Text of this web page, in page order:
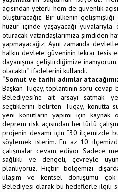
açısından yeterli hem de güvenlik
oluşturacağız. Bir ülkenin
huzur içinde yaşayacağı
oturacak vatandaşlarımıza şimdiden
yapmayacağız. Aynı zamanda
halkın devlete güveninin tekrar tesis
dayanışma geliştirdiğimize
olacaktır” ifadelerini kullandı.
“Somut ve tarihi adımlar
Başkan Tugay, toplantının soru
Belediyesi’ne ait arsayı satmak
seçtiklerini belirten Tugay, konutta
yeni konutların yapımı için kaynak
deprem riski açısından her türlü
projenin devamı için “30 ilçemizde
söylemek isterim. En az 10
çalışmalar devam ediyor. Sadece
sağlıklı ve dengeli, çevreyle
planlıyoruz. Hiçbir bölgemizi
ulaşım ve kentsel dönüşümü çok
Belediyesi olarak bu hedeflerle ilgili